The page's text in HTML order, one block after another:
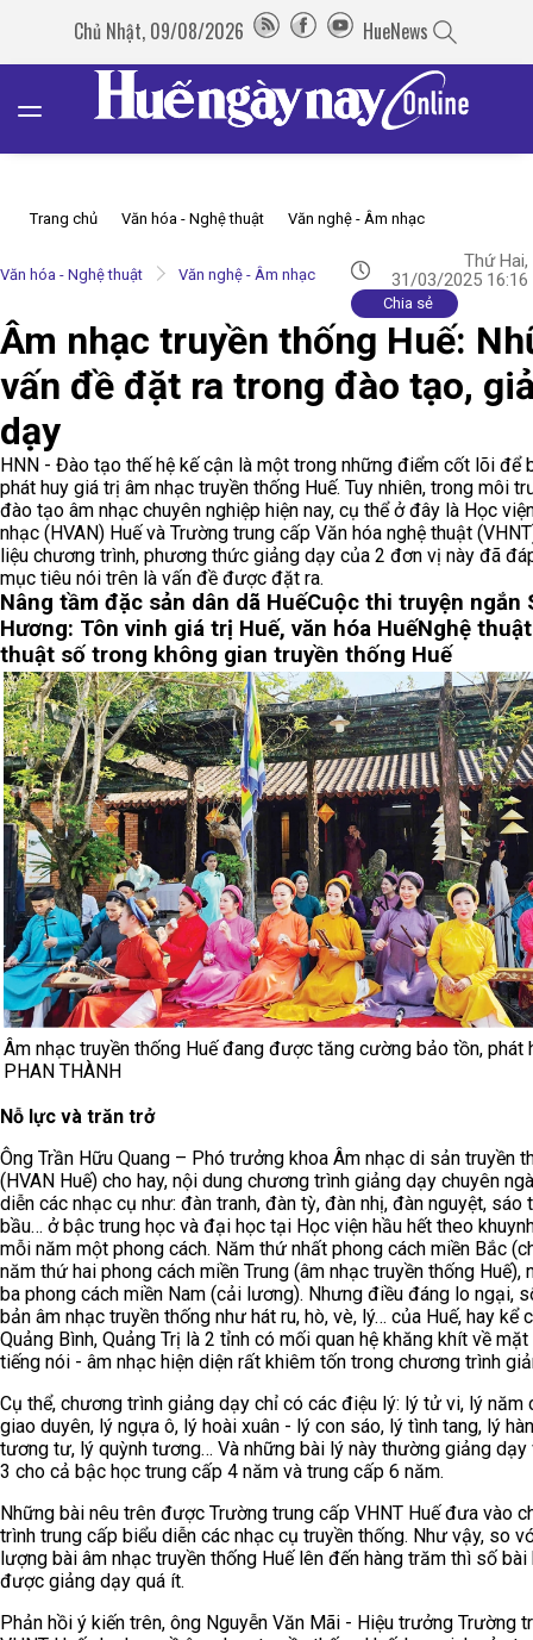
Chủ Nhật, 09/08/2026 HueNews
Trang chủ Văn hóa - Nghệ thuật Văn nghệ - Âm nhạc
Văn hóa - Nghệ thuật Văn nghệ - Âm nhạc
Thứ Hai,
31/03/2025 16:16
Chia sẻ
Âm nhạc truyền thống Huế:
vấn đề đặt ra trong đào tạo,
dạy
HNN - Đào tạo thế hệ kế cận là một trong những điểm cốt lõi để
phát huy giá trị âm nhạc truyền thống Huế. Tuy nhiên, trong môi
đào tạo âm nhạc chuyên nghiệp hiện nay, cụ thể ở đây là Học
nhạc (HVAN) Huế và Trường trung cấp Văn hóa nghệ thuật
liệu chương trình, phương thức giảng dạy của 2 đơn vị này đã
mục tiêu nói trên là vấn đề được đặt ra.
Nâng tầm đặc sản dân dã HuếCuộc thi truyện ngắn
Hương: Tôn vinh giá trị Huế, văn hóa HuếNghệ
thuật số trong không gian truyền thống Huế
Âm nhạc truyền thống Huế đang được tăng cường bảo tồn, phát
PHAN THÀNH
Nỗ lực và trăn trở
Ông Trần Hữu Quang – Phó trưởng khoa Âm nhạc di sản truyền
(HVAN Huế) cho hay, nội dung chương trình giảng dạy chuyên
diễn các nhạc cụ như: đàn tranh, đàn tỳ, đàn nhị, đàn nguyệt, sáo
bầu… ở bậc trung học và đại học tại Học viện hầu hết theo
mỗi năm một phong cách. Năm thứ nhất phong cách miền Bắc
năm thứ hai phong cách miền Trung (âm nhạc truyền thống Huế),
ba phong cách miền Nam (cải lương). Nhưng điều đáng lo ngại,
bản âm nhạc truyền thống như hát ru, hò, vè, lý… của Huế, hay kể
Quảng Bình, Quảng Trị là 2 tỉnh có mối quan hệ khăng khít về
tiếng nói - âm nhạc hiện diện rất khiêm tốn trong chương trình
Cụ thể, chương trình giảng dạy chỉ có các điệu lý: lý tử vi, lý năm
giao duyên, lý ngựa ô, lý hoài xuân - lý con sáo, lý tình tang, lý
tương tư, lý quỳnh tương… Và những bài lý này thường giảng dạy
3 cho cả bậc học trung cấp 4 năm và trung cấp 6 năm.
Những bài nêu trên được Trường trung cấp VHNT Huế đưa vào
trình trung cấp biểu diễn các nhạc cụ truyền thống. Như vậy, so
lượng bài âm nhạc truyền thống Huế lên đến hàng trăm thì số bài
được giảng dạy quá ít.
Phản hồi ý kiến trên, ông Nguyễn Văn Mãi - Hiệu trưởng Trường